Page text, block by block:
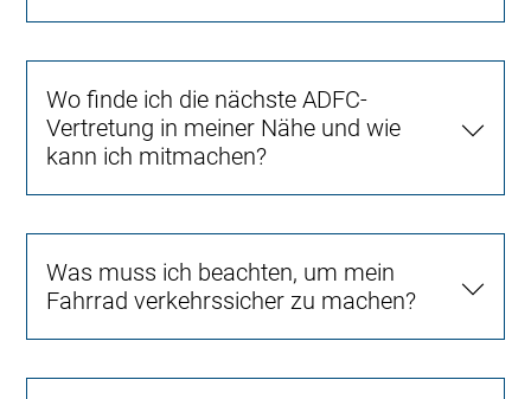
Wo finde ich die nächste ADFC-
Vertretung in meiner Nähe und wie
kann ich mitmachen?
Was muss ich beachten, um mein
Fahrrad verkehrssicher zu machen?